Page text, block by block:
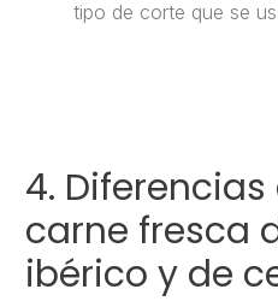
tipo de corte que se
4.
carne fresca
ibérico y de